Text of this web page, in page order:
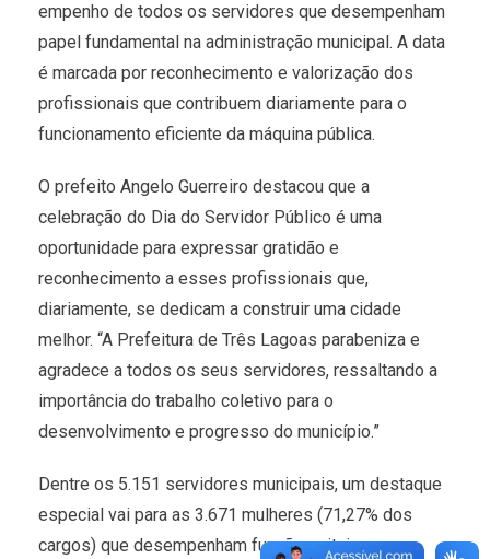
empenho de todos os servidores que desempenham
papel fundamental na administração municipal. A data
é marcada por reconhecimento e valorização dos
profissionais que contribuem diariamente para o
funcionamento eficiente da máquina pública.
O prefeito Angelo Guerreiro destacou que a
celebração do Dia do Servidor Público é uma
oportunidade para expressar gratidão e
reconhecimento a esses profissionais que,
diariamente, se dedicam a construir uma cidade
melhor. “A Prefeitura de Três Lagoas parabeniza e
agradece a todos os seus servidores, ressaltando a
importância do trabalho coletivo para o
desenvolvimento e progresso do município.”
Dentre os 5.151 servidores municipais, um destaque
especial vai para as 3.671 mulheres (71,27% dos
cargos) que desempenham funções vitais na